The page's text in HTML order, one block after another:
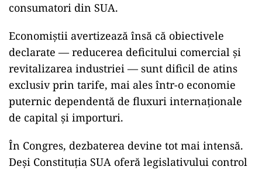
consumatori din SUA.
Economiștii avertizează însă că obiectivele
declarate — reducerea deficitului comercial și
revitalizarea industriei — sunt dificil de atins
exclusiv prin tarife, mai ales într-o economie
puternic dependentă de fluxuri internaționale
de capital și importuri.
În Congres, dezbaterea devine tot mai intensă.
Deși Constituția SUA oferă legislativului control